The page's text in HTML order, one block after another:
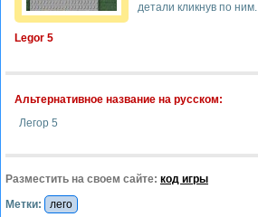
Legor 5
детали кликнув по ним.
Альтернативное название на русском:
Легор 5
Разместить на своем сайте: код игры
Метки:
лего